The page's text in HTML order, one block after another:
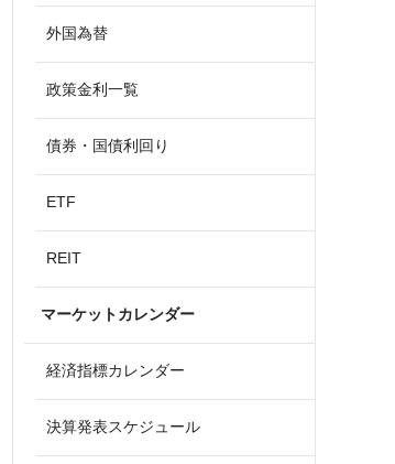
外国為替
政策金利一覧
債券・国債利回り
ETF
REIT
マーケットカレンダー
経済指標カレンダー
決算発表スケジュール